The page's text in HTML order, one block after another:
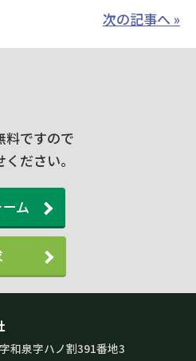
次の記事へ »
料ですので
ださい。
ム
求
和泉字ハノ割391番地3